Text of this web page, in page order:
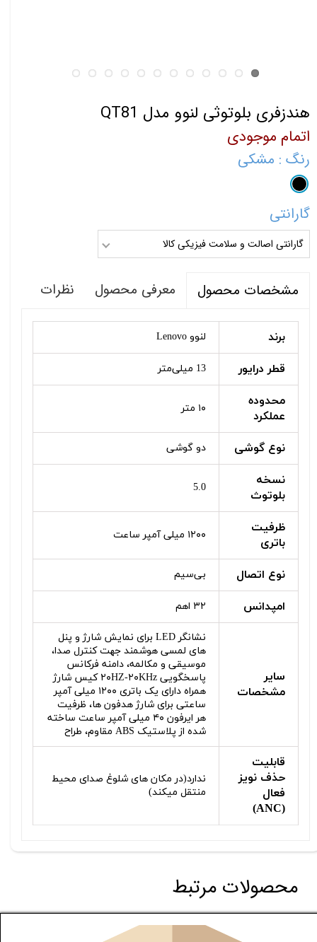
هندزفری بلوتوثی لنوو مدل QT81
اتمام موجودی
رنگ : مشکی
گارانتی
گارانتی اصالت و سلامت فیزیکی کالا
مشخصات محصول معرفی محصول نظرات
برند لنوو Lenovo
قطر درایور 13 میلی‌متر
محدوده
عملکرد
۱۰ متر
نوع گوشی دو گوشی
نسخه
بلوتوث
5.0
ظرفیت
باتری
۱۲۰۰ میلی آمپر ساعت
نوع اتصال بی‌سیم
امپدانس ۳۲ اهم
سایر
مشخصات
نشانگر LED برای نمایش شارژ و پنل
های لمسی هوشمند جهت کنترل صدا،
موسیقی و مکالمه، دامنه فرکانس
پاسخگویی ۲۰HZ-۲۰KHz کیس شارژ
همراه دارای یک باتری ۱۲۰۰ میلی آمپر
ساعتی برای شارژ هدفون ها، ظرفیت
هر ایرفون ۴۰ میلی آمپر ساعت ساخته
شده از پلاستیک ABS مقاوم، طراح
قابلیت
حذف نویز
فعال
(ANC)
ندارد(در مکان های شلوغ صدای محیط
منتقل میکند)
محصولات مرتبط